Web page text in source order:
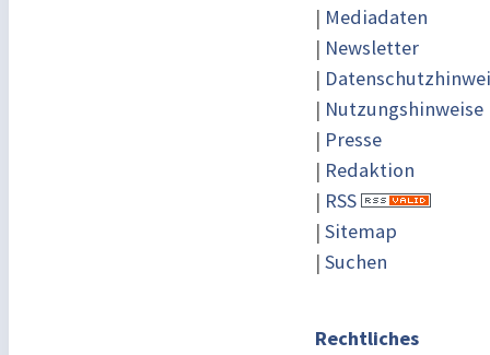
| Mediadaten
| Newsletter
|
| Nutzungshinweise
| Presse
| Redaktion
| RSS
| Sitemap
| Suchen
Rechtliches